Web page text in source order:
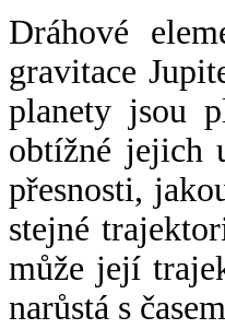
Dráhové
gravitace
planety jsou
obtížné jejich
přesnosti,
stejné
může její
narůstá s